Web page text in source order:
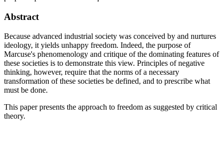
Abstract
Because advanced industrial society was conceived by and nurtures
ideology, it yields unhappy freedom. Indeed, the purpose of
Marcuse's phenomenology and critique of the dominating features of
these societies is to demonstrate this view. Principles of negative
thinking, however, require that the norms of a necessary
transformation of these societies be defined, and to prescribe what
must be done.
This paper presents the approach to freedom as suggested by critical
theory.